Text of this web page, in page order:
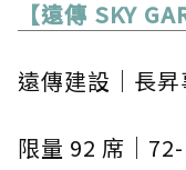
【遠傳 SKY
遠傳建設｜長
限量 92 席｜